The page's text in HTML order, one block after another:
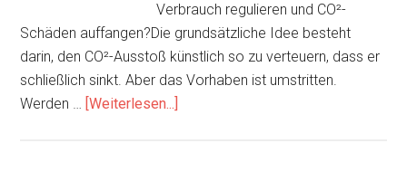
nicht
sichtbarer
Strahlung
Verbrauch regulieren und CO²-
Schäden auffangen?Die grundsätzliche Idee besteht
darin, den CO²-Ausstoß künstlich so zu verteuern, dass er
schließlich sinkt. Aber das Vorhaben ist umstritten.
Werden … [Weiterlesen...]